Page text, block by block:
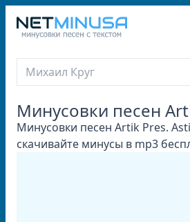
Минусовки песен
Минусовки песен Artik Pres.
скачивайте минусы в mp3